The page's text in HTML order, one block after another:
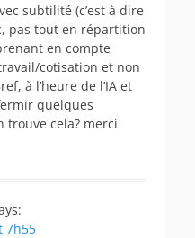
subtilité (c’est à dire
pas tout en répartition
en compte
cotisation et non
à l’heure de l’IA et
quelques
trouve cela? merci
7h55